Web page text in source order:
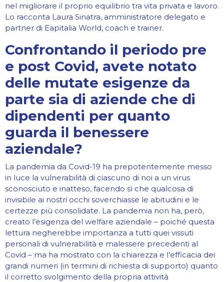
nel migliorare il proprio equilibrio tra vita privata e lavoro.
Lo racconta Laura Sinatra, amministratore delegato e
partner di Eapitalia World, coach e trainer.
Confrontando il periodo pre
e post Covid, avete notato
delle mutate esigenze da
parte sia di aziende che di
dipendenti per quanto
guarda il benessere
aziendale?
La pandemia da Covid-19 ha prepotentemente messo
in luce la vulnerabilità di ciascuno di noi a un virus
sconosciuto e inatteso, facendo sì che qualcosa di
invisibile ai nostri occhi soverchiasse le abitudini e le
certezze più consolidate. La pandemia non ha, però,
creato l’esigenza del welfare aziendale – poiché questa
lettura negherebbe importanza a tutti quei vissuti
personali di vulnerabilità e malessere precedenti al
Covid – ma ha mostrato con la chiarezza e l’efficacia dei
grandi numeri (in termini di richiesta di supporto) quanto
il corretto svolgimento della propria attività